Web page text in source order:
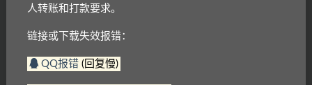
人转账和打款要求。
链接或下载失效报错：
QQ报错(回复慢)